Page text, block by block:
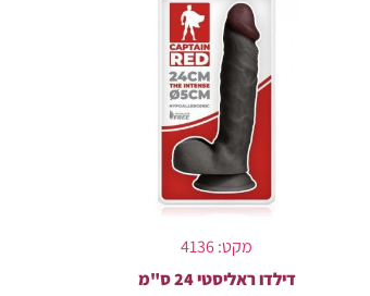
מקט: 4136
דילדו ראליסטי 24 ס"מ